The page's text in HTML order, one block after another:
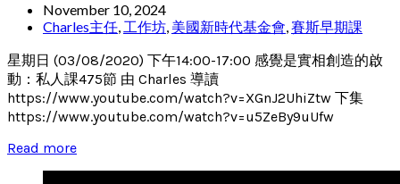
November 10, 2024
Charles主任, 工作坊, 美國新時代基金會,賽斯早期課
星期日 (03/08/2020) 下午14:00-17:00 感覺是實相創造的啟
動：私人課475節 由 Charles 導讀
https://www.youtube.com/watch?v=XGnJ2UhiZtw 下集
https://www.youtube.com/watch?v=u5ZeBy9uUfw
Read more